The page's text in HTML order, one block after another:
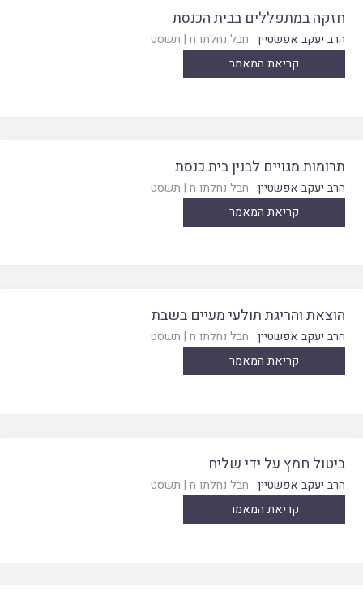
חזקה במתפללים בבית הכנסת
הרב יעקב אפשטיין חבל נחלתו ח | תשסט
קריאת המאמר
תרומות מגויים לבנין בית כנסת
הרב יעקב אפשטיין חבל נחלתו ח | תשסט
קריאת המאמר
הוצאת והריגת תולעי מעיים בשבת
הרב יעקב אפשטיין חבל נחלתו ח | תשסט
קריאת המאמר
ביטול חמץ על ידי שליח
הרב יעקב אפשטיין חבל נחלתו ח | תשסט
קריאת המאמר